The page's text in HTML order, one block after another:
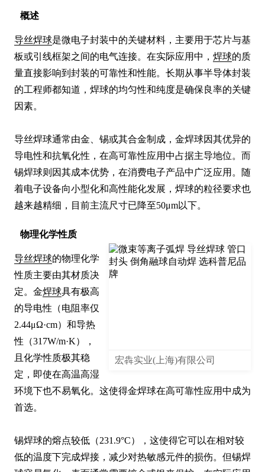
概述
导丝焊球是微电子封装中的关键材料，主要用于芯片与基
板或引线框架之间的电气连接。在实际应用中， 焊球的质
量直接影响到封装的可靠性和性能。长期从事半导体封装
的工程师都知道，焊球的均匀性和纯度是确保良率的关键
因素。
导丝焊球通常由金、锡或其合金制成，金焊球因其优异的
导电性和抗氧化性，在高可靠性应用中占据主导地位。而
锡焊球则因其成本优势，在消费电子产品中广泛应用。随
着电子设备向小型化和高性能化发展，焊球的粒径要求也
越来越精细，目前主流尺寸已降至50μm以下。
物理化学性质
宏犇实业(上海)有限公司
导丝焊球的物理化学
性质主要由其材质决
定。金焊球具有极高
的导电性（电阻率仅
2.44μΩ·cm）和导热
性（317W/m·K），
且化学性质极其稳
定，即使在高温高湿
环境下也不易氧化。这使得金焊球在高可靠性应用中成为
首选。
锡焊球的熔点较低（231.9°C），这使得它可以在相对较
低的温度下完成焊接，减少对热敏感元件的损伤。但锡焊